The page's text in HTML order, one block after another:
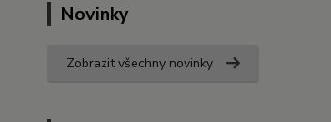
Novinky
Zobrazit všechny novinky